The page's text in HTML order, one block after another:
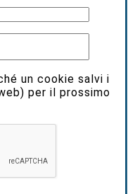
un cookie salvi i
per il prossimo